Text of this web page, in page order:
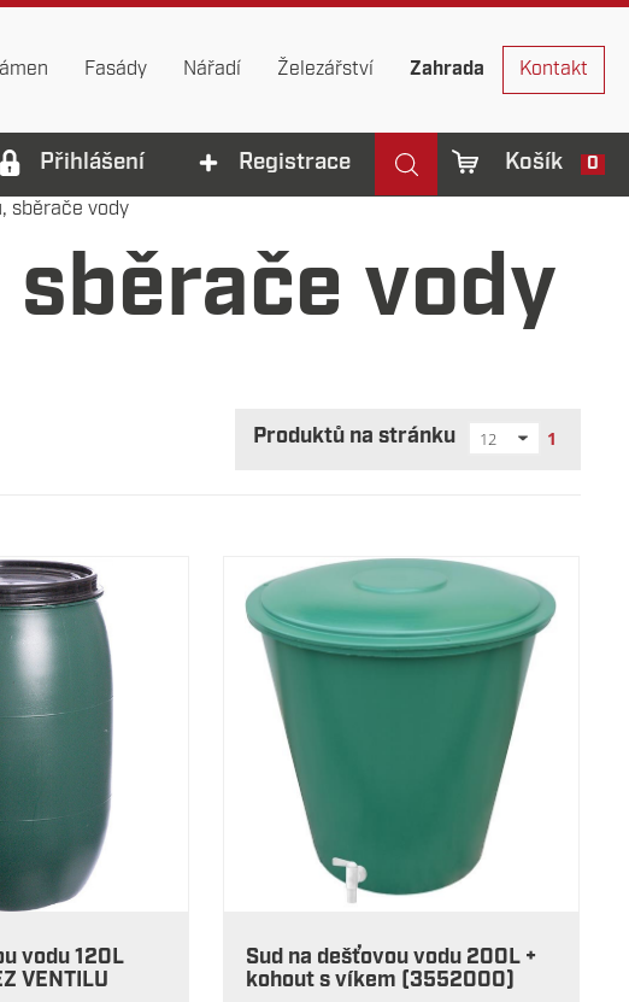
Fasády Nářadí Železářství Zahrada Kontakt
Přihlášení Registrace Košík 0
sběrače vody
sběrače vody
Produktů na stránku 12 1
vodu 120L
VENTILU
Sud na dešťovou vodu 200L +
kohout s víkem (3552000)